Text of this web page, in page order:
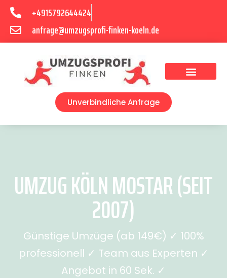
+4915792644424
anfrage@umzugsprofi-finken-koeln.de
Unverbindliche Anfrage
UMZUG KÖLN MOSTAR (SEIT
2007)
Günstige Umzüge (ab 149€) ✓ 100%
professionell ✓ Team aus Experten ✓
Angebot in 60 Sek. ✓